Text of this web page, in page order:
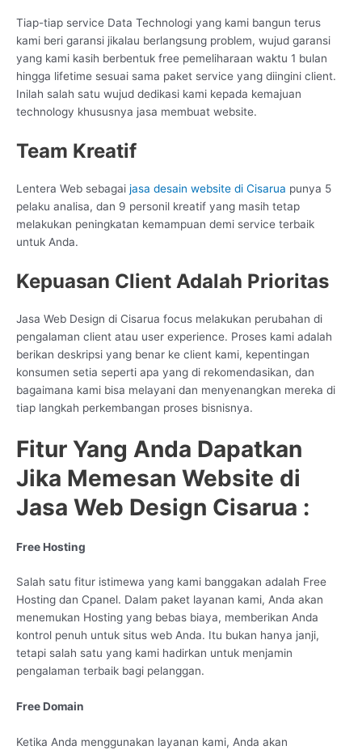
Tiap-tiap service Data Technologi yang kami bangun terus
kami beri garansi jikalau berlangsung problem, wujud garansi
yang kami kasih berbentuk free pemeliharaan waktu 1 bulan
hingga lifetime sesuai sama paket service yang diingini client.
Inilah salah satu wujud dedikasi kami kepada kemajuan
technology khususnya jasa membuat website.
Team Kreatif
Lentera Web sebagai jasa desain website di Cisarua punya 5
pelaku analisa, dan 9 personil kreatif yang masih tetap
melakukan peningkatan kemampuan demi service terbaik
untuk Anda.
Kepuasan Client Adalah Prioritas
Jasa Web Design di Cisarua focus melakukan perubahan di
pengalaman client atau user experience. Proses kami adalah
berikan deskripsi yang benar ke client kami, kepentingan
konsumen setia seperti apa yang di rekomendasikan, dan
bagaimana kami bisa melayani dan menyenangkan mereka di
tiap langkah perkembangan proses bisnisnya.
Fitur Yang Anda Dapatkan
Jika Memesan Website di
Jasa Web Design Cisarua :
Free Hosting
Salah satu fitur istimewa yang kami banggakan adalah Free
Hosting dan Cpanel. Dalam paket layanan kami, Anda akan
menemukan Hosting yang bebas biaya, memberikan Anda
kontrol penuh untuk situs web Anda. Itu bukan hanya janji,
tetapi salah satu yang kami hadirkan untuk menjamin
pengalaman terbaik bagi pelanggan.
Free Domain
Ketika Anda menggunakan layanan kami, Anda akan